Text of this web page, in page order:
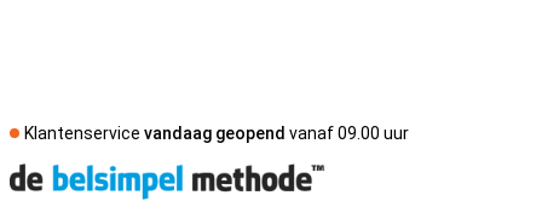
Klantenservice vandaag geopend vanaf 09.00 uur